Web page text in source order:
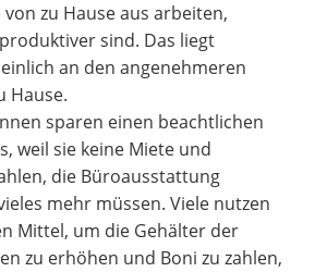
zu Hause aus arbeiten,
sind. Das liegt
an den angenehmeren
Hause.
sparen einen beachtlichen
weil sie keine Miete und
die Büroausstattung
mehr müssen. Viele nutzen
Mittel, um die Gehälter der
zu erhöhen und Boni zu zahlen,